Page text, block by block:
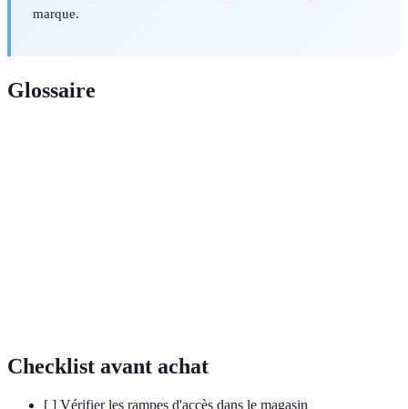
marque.
Glossaire
Checklist avant achat
[ ] Vérifier les rampes d'accès dans le magasin